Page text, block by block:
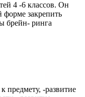
4 -6 классов. Он
форме закрепить
брейн- ринга
предмету, -развитие